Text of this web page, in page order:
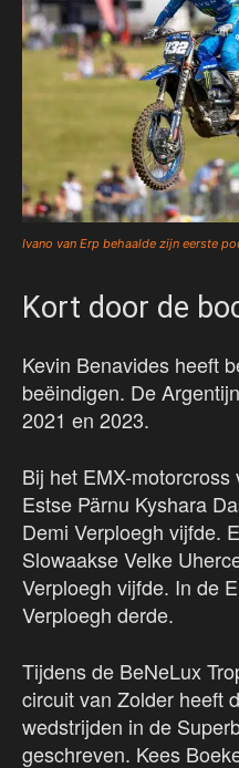
Ivano van Erp behaalde zijn eerste
Kort door de
Kevin Benavides heeft
beëindigen. De
2021 en 2023.
Bij het EMX-
Estse Pärnu Kyshara
Demi Verploegh vijfde.
Slowaakse Velke
Verploegh vijfde. In de
Verploegh derde.
Tijdens de BeNeLux
circuit van Zolder heeft
wedstrijden in de
geschreven. Kees